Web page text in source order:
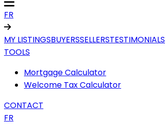
FR
MY LISTINGSBUYERSSELLERSTESTIMONIALS
TOOLS
Mortgage Calculator
Welcome Tax Calculator
CONTACT
FR